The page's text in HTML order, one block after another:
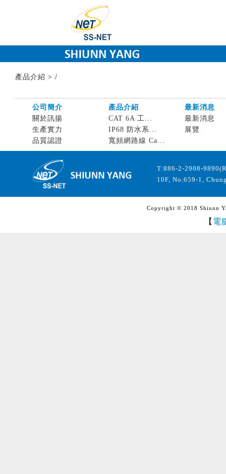
產品介紹 > /
公司簡介 產品介紹
最新消息
關於訊揚
生產實力
品質認證
CAT 6A 工...
IP68 防水系...
寬頻網路線 Ca...
最新消息
展覽
T:886-2-2908-
10F, No.659-1,
Copyright © 2018 Shiunn
【 電